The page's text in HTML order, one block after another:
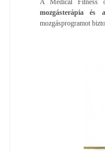
mozgásterápia
mozgásprogramot